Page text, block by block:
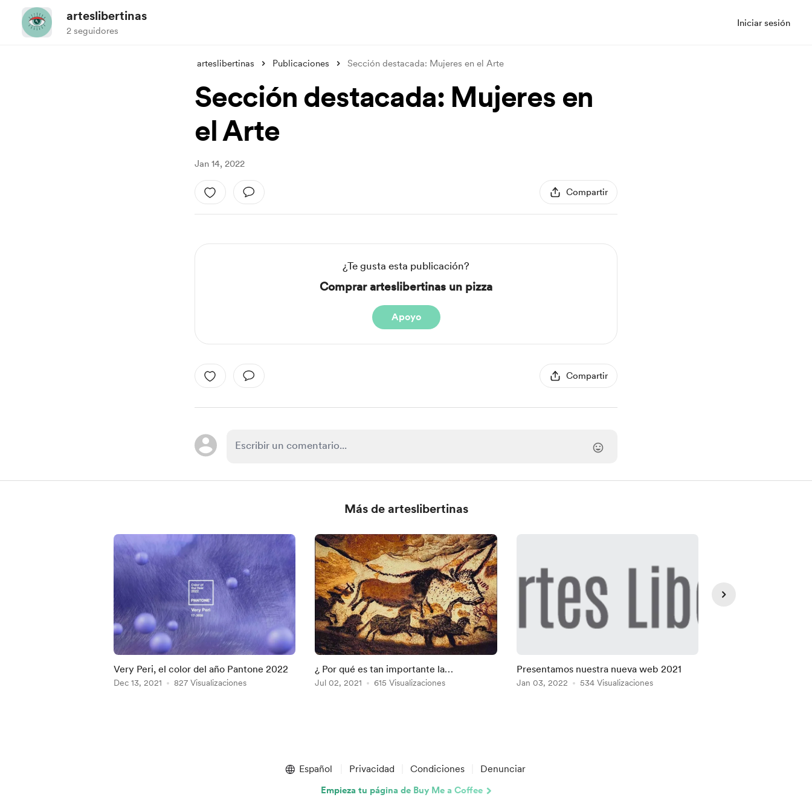
arteslibertinas
2 seguidores
Iniciar sesión
arteslibertinas Publicaciones Sección destacada: Mujeres en el Arte
Sección destacada: Mujeres en
el Arte
Jan 14, 2022
Compartir
¿Te gusta esta publicación?
Comprar arteslibertinas un pizza
Apoyo
Compartir
Más de arteslibertinas
Very Peri, el color del año Pantone 2022
Dec 13, 2021 827 Visualizaciones
¿ Por qué es tan importante la
apreciación del arte?
Jul 02, 2021 615 Visualizaciones
Presentamos nuestra nueva web 2021
Jan 03, 2022 534 Visualizaciones
Español Privacidad Condiciones Denunciar
Empieza tu página de Buy Me a Coffee